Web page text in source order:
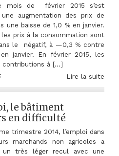
mois de février 2015 s’est
augmentation des prix de
une baisse de 1,0 % en janvier.
les prix à la consommation sont
le négatif, à —0,3 % contre
janvier. En février 2015, les
contributions à […]
Lire la suite
le bâtiment
en difficulté
trimestre 2014, l’emploi dans
marchands non agricoles a
un très léger recul avec une